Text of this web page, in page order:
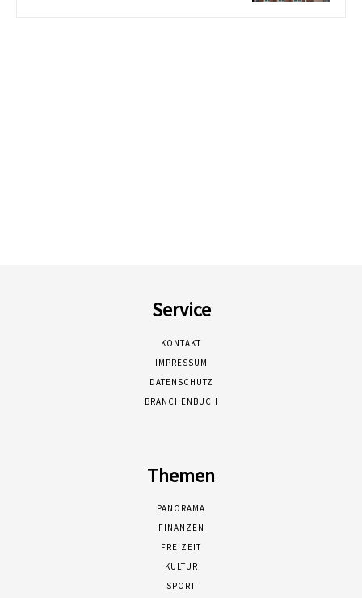
Service
KONTAKT
IMPRESSUM
DATENSCHUTZ
BRANCHENBUCH
Themen
PANORAMA
FINANZEN
FREIZEIT
KULTUR
SPORT